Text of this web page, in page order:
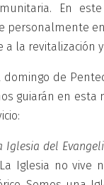
En
personalmente
a la revitalización
domingo de
guiarán en
Iglesia del
Iglesia no vive